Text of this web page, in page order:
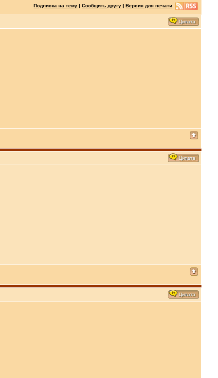
Подписка на тему |Сообщить другу |Версия для печати